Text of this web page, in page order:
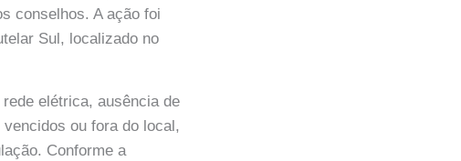
conselhos. A ação foi
Sul, localizado no
elétrica, ausência de
ou fora do local,
Conforme a